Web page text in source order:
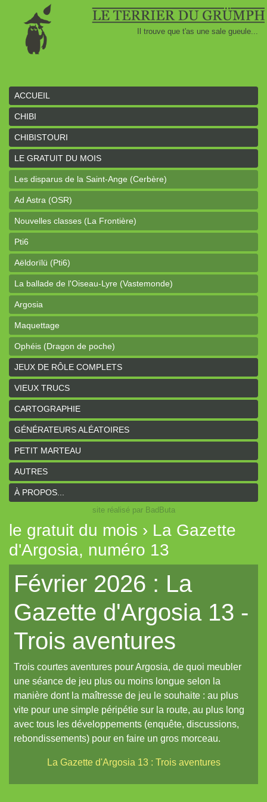
Il trouve que t'as une sale gueule...
ACCUEIL
CHIBI
CHIBISTOURI
LE GRATUIT DU MOIS
Les disparus de la Saint-Ange (Cerbère)
Ad Astra (OSR)
Nouvelles classes (La Frontière)
Pti6
Aëldorïlü (Pti6)
La ballade de l'Oiseau-Lyre (Vastemonde)
Argosia
Maquettage
Ophéis (Dragon de poche)
L'anneau des Empereurs (Coeurs Vaillants)
Davy Jones (cartes)
Davy Jones (background)
Sur la route (Coeurs Vaillants)
Earthdawn (Coeurs Vaillants)
Titan&Fils 2020
Paysages
Histoires de la Montagne couronnée (Coeurs Vaillants)
Tout aléatoire pour IPP (Coeurs Vaillants)
Artemis (N.YX)
Les aventuriers du Continent perdu (Coeurs Vaillants)
Refuge 17 (Coeurs Vaillants)
Daitoshi Underground Yäger (manga violent)
Un écran pour Coeurs Vaillants // IPP (Intrépides)
Un nouveau site et un oeuf de pâques de noël...
Un reflet de lotus polychrome
Le Grand Imagier, partie un
Le Grand Imagier, partie deux
JEUX DE RÔLE COMPLETS
VIEUX TRUCS
CARTOGRAPHIE
GÉNÉRATEURS ALÉATOIRES
PETIT MARTEAU
AUTRES
À PROPOS...
site réalisé par BadButa
le gratuit du mois › La Gazette
d'Argosia, numéro 13
Février 2026 : La
Gazette d'Argosia 13 -
Trois aventures
Trois courtes aventures pour Argosia, de quoi meubler
une séance de jeu plus ou moins longue selon la
manière dont la maîtresse de jeu le souhaite : au plus
vite pour une simple péripétie sur la route, au plus long
avec tous les développements (enquête, discussions,
rebondissements) pour en faire un gros morceau.
La Gazette d'Argosia 13 : Trois aventures